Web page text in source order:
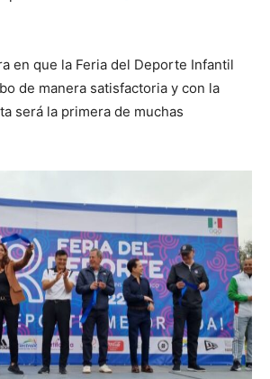
en que la Feria del Deporte Infantil
de manera satisfactoria y con la
será la primera de muchas